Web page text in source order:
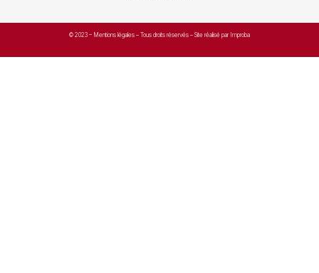
© 2023 – Mentions légales – Tous droits réservés – Site réalisé par Improba